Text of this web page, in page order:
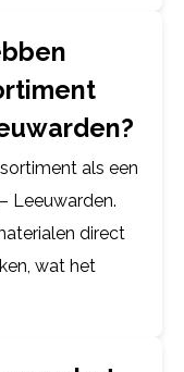
als een
Leeuwarden.
direct
wat het